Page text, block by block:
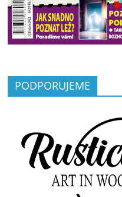
PODPORUJEME